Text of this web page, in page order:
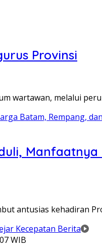
Provinsi
wartawan, melalui
antusias kehadiran
WIB